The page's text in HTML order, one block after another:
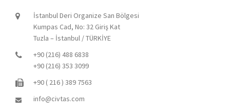
İstanbul Deri Organize San Bölgesi
Kumpas Cad, No: 32 Giriş Kat
Tuzla – İstanbul / TÜRKİYE
+90 (216) 488 6838
+90 (216) 353 3099
+90 ( 216 ) 389 7563
info@civtas.com